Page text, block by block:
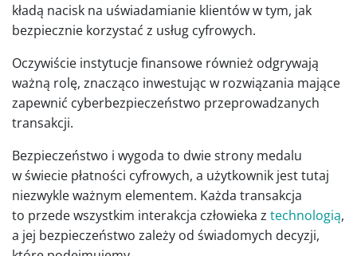
kładą nacisk na uświadamianie klientów w tym, jak
bezpiecznie korzystać z usług cyfrowych.
Oczywiście instytucje finansowe również odgrywają
ważną rolę, znacząco inwestując w rozwiązania mające
zapewnić cyberbezpieczeństwo przeprowadzanych
transakcji.
Bezpieczeństwo i wygoda to dwie strony medalu
w świecie płatności cyfrowych, a użytkownik jest tutaj
niezwykle ważnym elementem. Każda transakcja
to przede wszystkim interakcja człowieka z technologią,
a jej bezpieczeństwo zależy od świadomych decyzji,